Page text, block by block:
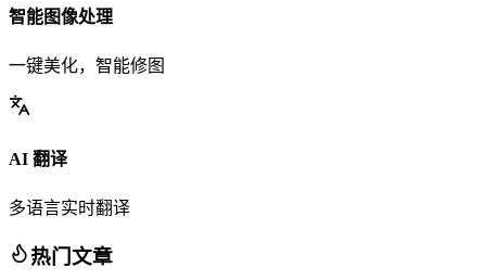
智能图像处理
一键美化，智能修图
AI 翻译
多语言实时翻译
热门文章